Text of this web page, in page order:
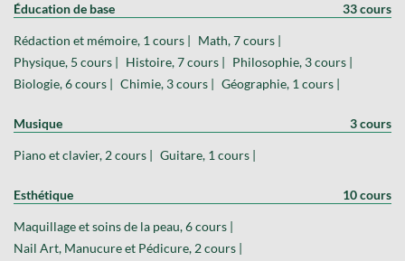
Éducation de base 33 cours
Rédaction et mémoire, 1 cours | Math, 7 cours |
Physique, 5 cours | Histoire, 7 cours | Philosophie, 3 cours |
Biologie, 6 cours | Chimie, 3 cours | Géographie, 1 cours |
Musique 3 cours
Piano et clavier, 2 cours | Guitare, 1 cours |
Esthétique 10 cours
Maquillage et soins de la peau, 6 cours |
Nail Art, Manucure et Pédicure, 2 cours |